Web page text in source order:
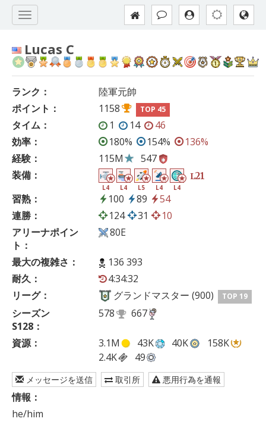
Lucas C
ランク：
陸軍元帥
ポイント：
1158 TOP 45
タイム： 1 14
46
効率：
180% 154%
136%
経験：
115M
547
装備：
L4 L4 L5 L4 L4
L21
習熟： 100 89
54
連勝：
124 31
10
アリーナポイン
ト：
80E
最大の複雑さ：
136 393
耐久：
4:34:32
リーグ：
グランドマスター (900) TOP 19
シーズン
S128：
578 667
資源： 3.1M 43K 40K
158K
2.4K
49
メッセージを送信 取引所 悪用行為を通報
情報：
he/him